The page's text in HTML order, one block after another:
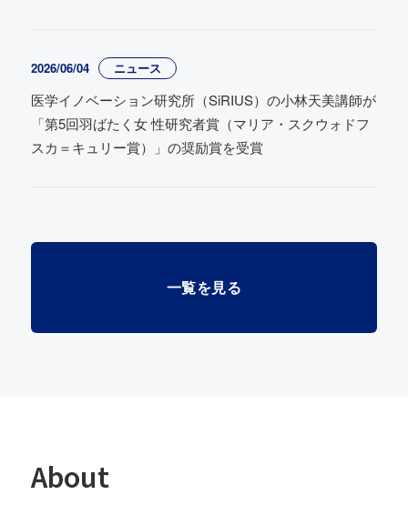
2026/06/04 ニュース
医学イノベーション研究所（SiRIUS）の小林天美講師が
「第5回羽ばたく女 性研究者賞（マリア・スクウォドフ
スカ＝キュリー賞）」の奨励賞を受賞
一覧を見る
About